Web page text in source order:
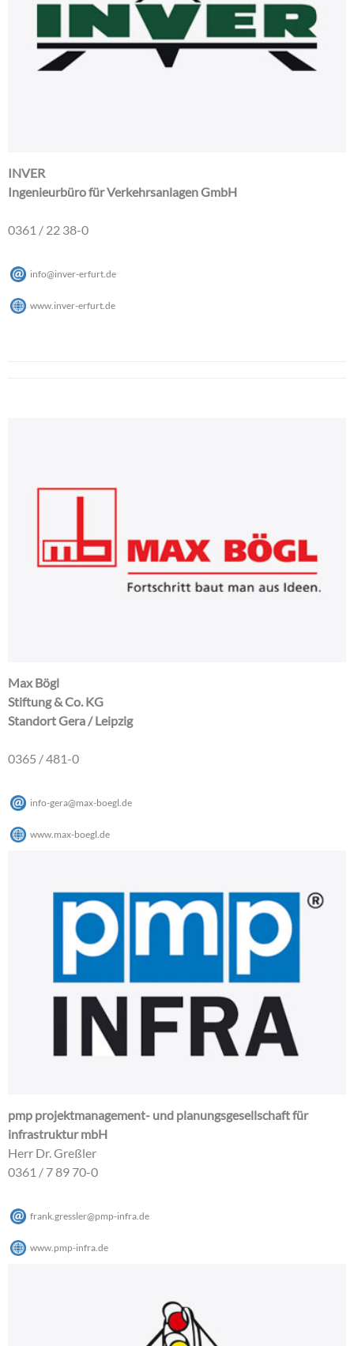
INVER
Ingenieurbüro für Verkehrsanlagen GmbH
0361 / 22 38-0
info@inver-erfurt de
www.inver-erfurt.de
Max Bögl
Stiftung & Co. KG
Standort Gera / Leipzig
0365 / 481-0
info-gera@max-boegl de
www.max-boegl.de
pmp projektmanagement- und planungsgesellschaft für
infrastruktur mbH
Herr Dr. Greßler
0361 / 7 89 70-0
frank.gressler@pmp-infra.de
www.pmp-infra.de